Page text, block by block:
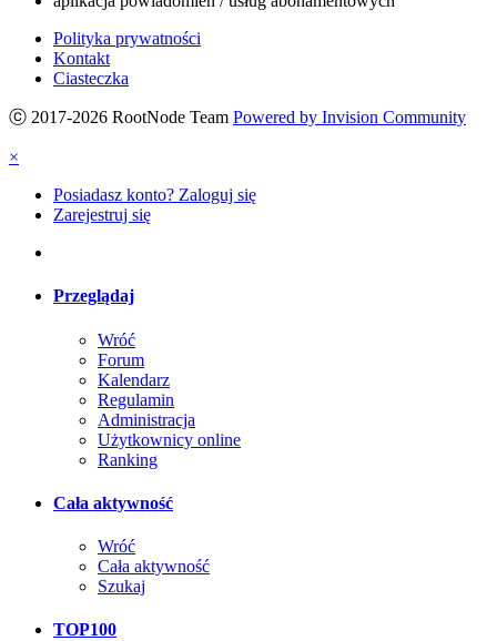
Polityka prywatności
Kontakt
Ciasteczka
ⓒ 2017-2026 RootNode Team Powered by Invision Community
×
Posiadasz konto? Zaloguj się
Zarejestruj się
Przeglądaj
Wróć
Forum
Kalendarz
Regulamin
Administracja
Użytkownicy online
Ranking
Cała aktywność
Wróć
Cała aktywność
Szukaj
TOP100